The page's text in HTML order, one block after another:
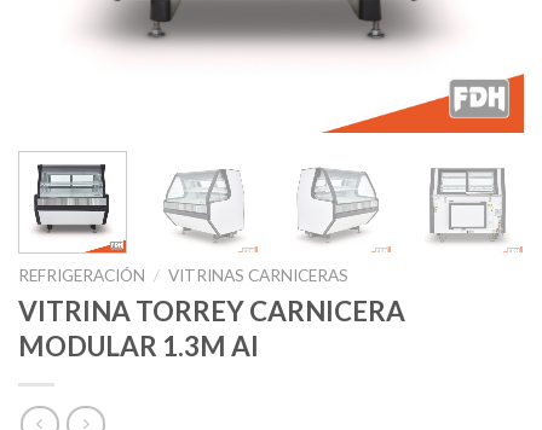
REFRIGERACIÓN / VITRINAS CARNICERAS
VITRINA TORREY CARNICERA
MODULAR 1.3M AI